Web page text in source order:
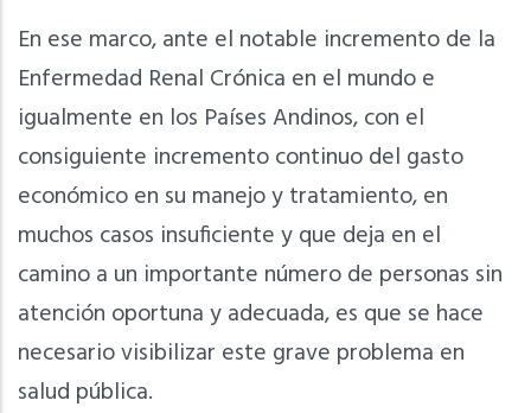
En ese marco, ante el notable incremento de la
Enfermedad Renal Crónica en el mundo e
igualmente en los Países Andinos, con el
consiguiente incremento continuo del gasto
económico en su manejo y tratamiento, en
muchos casos insuficiente y que deja en el
camino a un importante número de personas sin
atención oportuna y adecuada, es que se hace
necesario visibilizar este grave problema en
salud pública.